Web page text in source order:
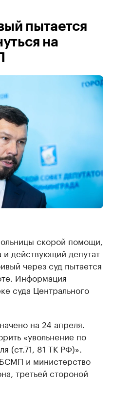
пытается
на
скорой помощи,
и действующий депутат
через суд пытается
Информация
суда Центрального
на 24 апреля.
«увольнение по
(ст.71, 81 ТК РФ)».
и министерство
третьей стороной